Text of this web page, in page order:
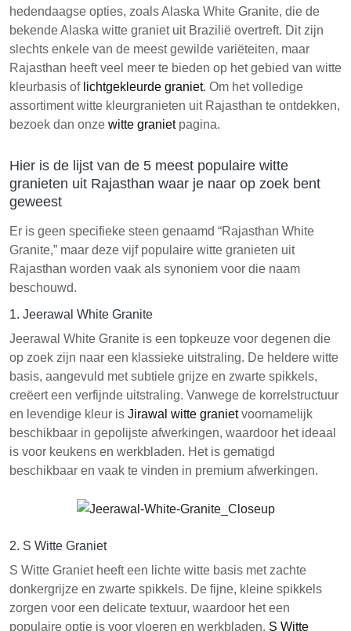
hedendaagse opties, zoals Alaska White Granite, die de
bekende Alaska witte graniet uit Brazilië overtreft. Dit zijn
slechts enkele van de meest gewilde variëteiten, maar
Rajasthan heeft veel meer te bieden op het gebied van witte
kleurbasis of lichtgekleurde graniet. Om het volledige
assortiment witte kleurgranieten uit Rajasthan te ontdekken,
bezoek dan onze witte granietpagina.
Hier is de lijst van de 5 meest populaire witte
granieten uit Rajasthan waar je naar op zoek bent
geweest
Er is geen specifieke steen genaamd “Rajasthan White
Granite,” maar deze vijf populaire witte granieten uit
Rajasthan worden vaak als synoniem voor die naam
beschouwd.
1. Jeerawal White Granite
Jeerawal White Granite is een topkeuze voor degenen die
op zoek zijn naar een klassieke uitstraling. De heldere witte
basis, aangevuld met subtiele grijze en zwarte spikkels,
creëert een verfijnde uitstraling. Vanwege de korrelstructuur
en levendige kleur is Jirawal witte granietvoornamelijk
beschikbaar in gepolijste afwerkingen, waardoor het ideaal
is voor keukens en werkbladen. Het is gematigd
beschikbaar en vaak te vinden in premium afwerkingen.
2. S Witte Graniet
S Witte Graniet heeft een lichte witte basis met zachte
donkergrijze en zwarte spikkels. De fijne, kleine spikkels
zorgen voor een delicate textuur, waardoor het een
populaire optie is voor vloeren en werkbladen. S Witte